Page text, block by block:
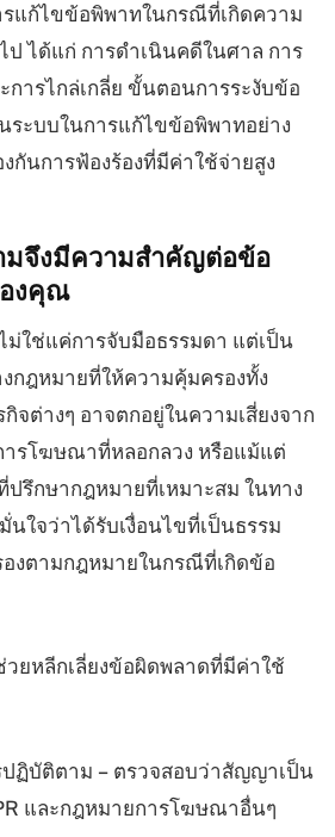
แก้ไขข้อพิพาทในกรณีที่เกิดความ
ได้แก่ การดำเนินคดีในศาล การ
ารไกล่เกลี่ย ขั้นตอนการระงับข้อ
ระบบในการแก้ไขข้อพิพาทอย่าง
กันการฟ้องร้องที่มีค่าใช้จ่ายสูง
มจึงมีความสำคัญต่อข้อ
งคุณ
ใช่แค่การจับมือธรรมดา แต่เป็น
ฎหมายที่ให้ความคุ้มครองทั้ง
จต่างๆ อาจตกอยู่ในความเสี่ยงจาก
ารโฆษณาที่หลอกลวง หรือแม้แต่
ปรึกษากฎหมายที่เหมาะสม ในทาง
ใจว่าได้รับเงื่อนไขที่เป็นธรรม
งตามกฎหมายในกรณีที่เกิดข้อ
ยหลีกเลี่ยงข้อผิดพลาดที่มีค่าใช้
ปฏิบัติตาม – ตรวจสอบว่าสัญญาเป็น
และกฎหมายการโฆษณาอื่นๆ